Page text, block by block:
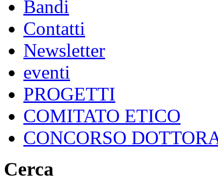
Bandi
Contatti
Newsletter
eventi
PROGETTI
COMITATO ETICO
CONCORSO
Cerca